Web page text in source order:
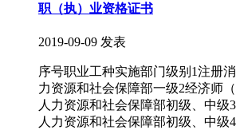
职（执）业资格证书
2019-09-09 发表
序号职业工种实施部门级别1注册
力资源和社会保障部一级2经济师
人力资源和社会保障部初级、中级
人力资源和社会保障部初级、中级